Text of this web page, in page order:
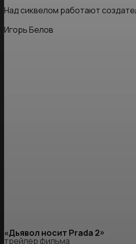
Над сиквелом работают
Игорь Белов
«Дьявол носит Prada 2»
трейлер фильма